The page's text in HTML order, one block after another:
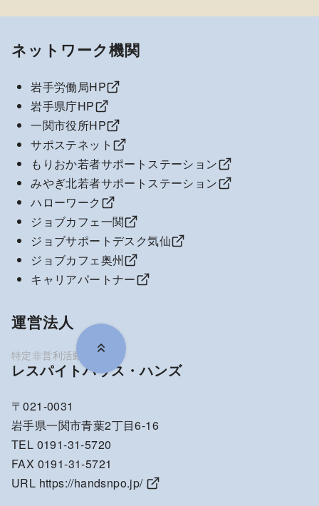
ネットワーク機関
岩手労働局HP
岩手県庁HP
一関市役所HP
サポステネット
もりおか若者サポートステーション
みやぎ北若者サポートステーション
ハローワーク
ジョブカフェ一関
ジョブサポートデスク気仙
ジョブカフェ奥州
キャリアパートナー
運営法人
レスパイトハウス・ハンズ
〒021-0031
岩手県一関市青葉2丁目6-16
TEL 0191-31-5720
FAX 0191-31-5721
URL https://handsnpo.jp/